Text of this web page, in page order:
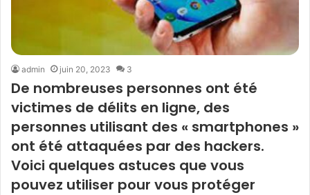
admin juin 20, 2023 3
De nombreuses personnes ont été
victimes de délits en ligne, des
personnes utilisant des « smartphones »
ont été attaquées par des hackers.
Voici quelques astuces que vous
pouvez utiliser pour vous protéger